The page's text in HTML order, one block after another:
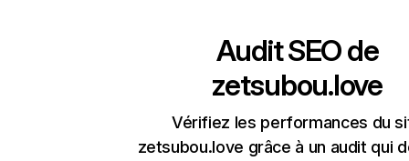
Audit SEO de
zetsubou.love
Vérifiez les performances du
zetsubou.love grâce à un audit qui